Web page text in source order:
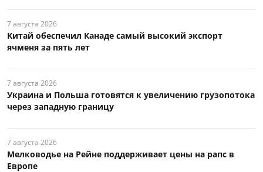
7 августа 2026
Китай обеспечил Канаде самый высокий экспорт
ячменя за пять лет
7 августа 2026
Украина и Польша готовятся к увеличению грузопотока
через западную границу
7 августа 2026
Мелководье на Рейне поддерживает цены на рапс в
Европе